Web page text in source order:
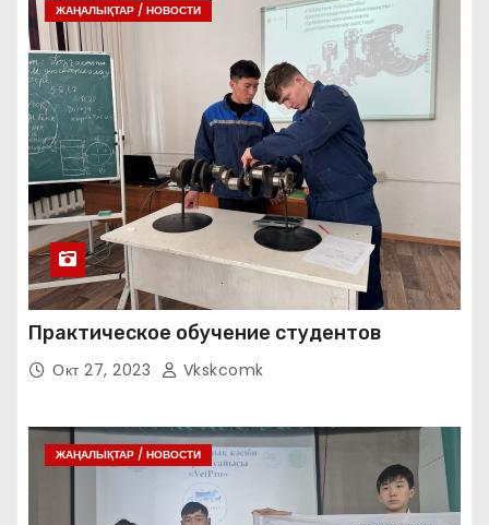
ЖАҢАЛЫҚТАР / НОВОСТИ
Практическое обучение студентов
Окт 27, 2023 Vkskcomk
ЖАҢАЛЫҚТАР / НОВОСТИ